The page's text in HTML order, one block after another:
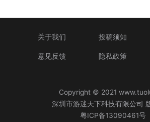
关于我们 投稿须知
意见反馈 隐私政策
Copyright © 2021
深圳市游迷天下科技有限公司
粤ICP备13090461号